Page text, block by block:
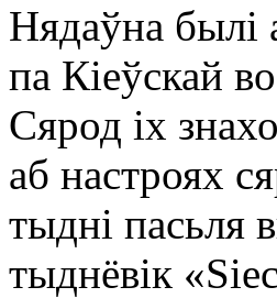
Нядаўна былі
па Кіеўскай
Сярод іх
аб настроях
тыдні пасьля
тыднёвік